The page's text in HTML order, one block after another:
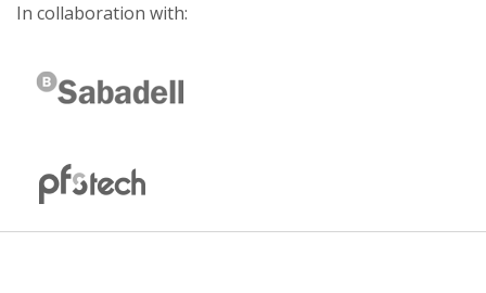
In collaboration with: